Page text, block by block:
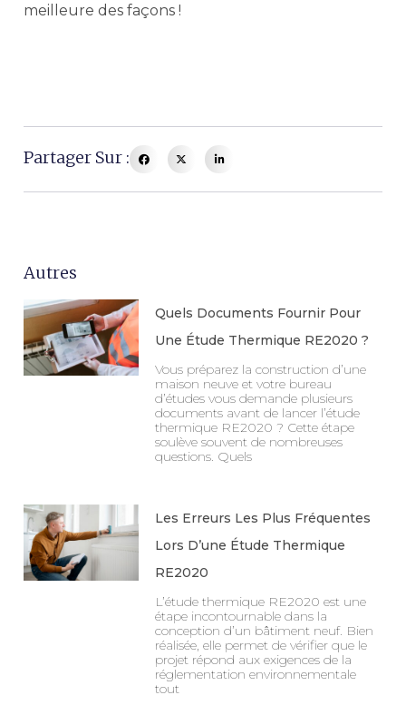
meilleure des façons ​‍​‌‍​‍‌!
Partager Sur :
Autres
Quels Documents Fournir Pour
Une Étude Thermique RE2020 ?
Vous préparez la construction d’une
maison neuve et votre bureau
d’études vous demande plusieurs
documents avant de lancer l’étude
thermique RE2020 ? Cette étape
soulève souvent de nombreuses
questions. Quels
Les Erreurs Les Plus Fréquentes
Lors D’une Étude Thermique
RE2020
L’étude thermique RE2020 est une
étape incontournable dans la
conception d’un bâtiment neuf. Bien
réalisée, elle permet de vérifier que le
projet répond aux exigences de la
réglementation environnementale
tout